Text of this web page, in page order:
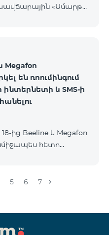
«Սմարթ
շրջանակներում
ինտերնետ, 2000
ԱՄՆ, Կանադա, ՌԴ
SMS, 200 ՄԲ
5000 unlimit»
կազմում է
գ
Megafon
են ռոումինգում
և SMS-ի
ից Beeline և Megafon
հետո
անցնելուց հետո
դարձնել, որ
միայն
5 6 7